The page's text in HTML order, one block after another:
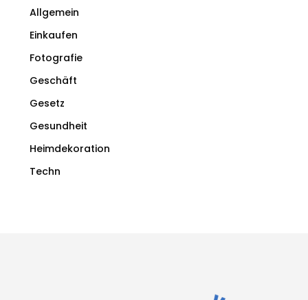
Allgemein
Einkaufen
Fotografie
Geschäft
Gesetz
Gesundheit
Heimdekoration
Techn